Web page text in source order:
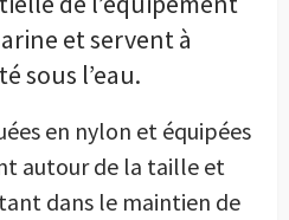
et servent à
sous l’eau.
en nylon et équipées
autour de la taille et
dans le maintien de